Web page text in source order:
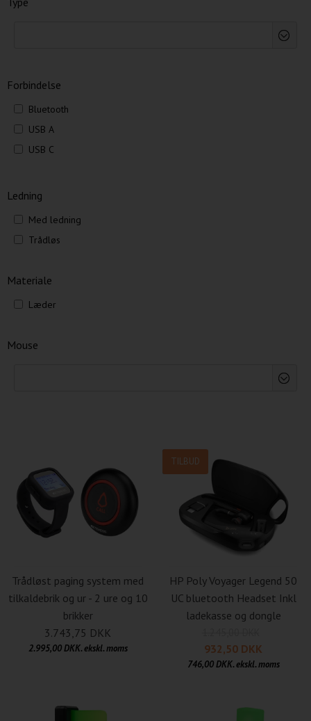
Forbindelse
Bluetooth
USB A
USB C
Ledning
Med ledning
Trådløs
Materiale
Læder
Mouse
Trådløst paging system med
tilkaldebrik og ur - 2 ure og 10
brikker
3.743,75 DKK
2.995,00 DKK. ekskl. moms
NYHED
TILBUD
HP Poly Voyager Legend 50
UC bluetooth Headset Inkl
ladekasse og dongle
932,50 DKK
746,00 DKK. ekskl. moms